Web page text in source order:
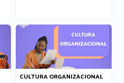
CULTURA ORGANIZACIONAL